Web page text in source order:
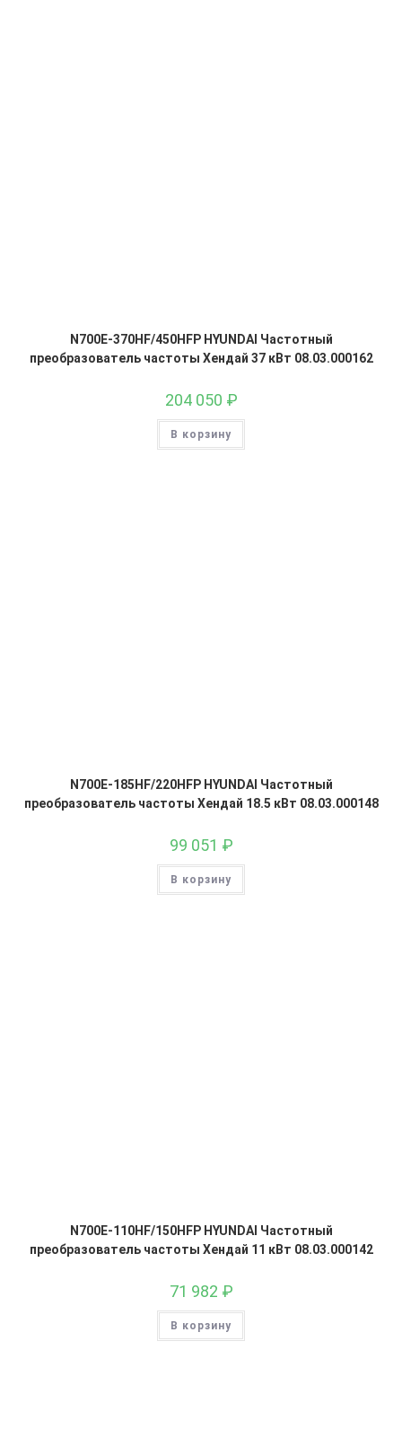
N700E-370HF/450HFP HYUNDAI Частотный
преобразователь частоты Хендай 37 кВт 08.03.000162
204 050 ₽
В корзину
N700E-185HF/220HFP HYUNDAI Частотный
преобразователь частоты Хендай 18.5 кВт 08.03.000148
99 051 ₽
В корзину
N700E-110HF/150HFP HYUNDAI Частотный
преобразователь частоты Хендай 11 кВт 08.03.000142
71 982 ₽
В корзину